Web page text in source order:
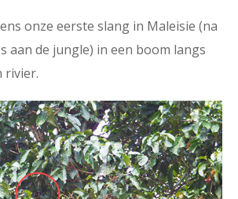
onze eerste slang in Maleisie (na
aan de jungle) in een boom langs
rivier.